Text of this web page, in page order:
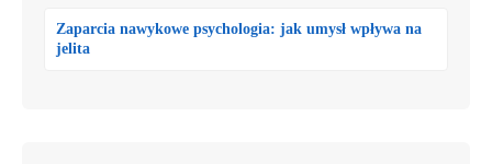
Zaparcia nawykowe psychologia: jak umysł wpływa na
jelita